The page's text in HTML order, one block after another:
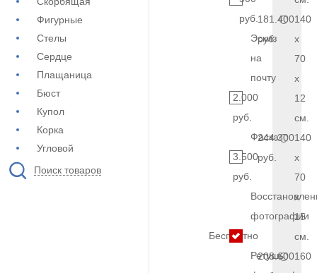
Фигурные
Стелы
Сердце
Плащаница
Бюст
Купол
Корка
Угловой
Поиск товаров
руб.
Эскиз
на
почту
2.000
руб.
Фаска
3.500
руб.
фотографии
Бесплатно
Ретушь
181.400
руб.
140
x
70
x
12
см.
244.300
руб.
140
x
70
x
15
см.
208.600160